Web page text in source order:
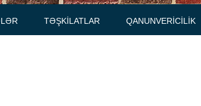
qaydalar
TƏŞKILATLAR QANUNVERICILIK